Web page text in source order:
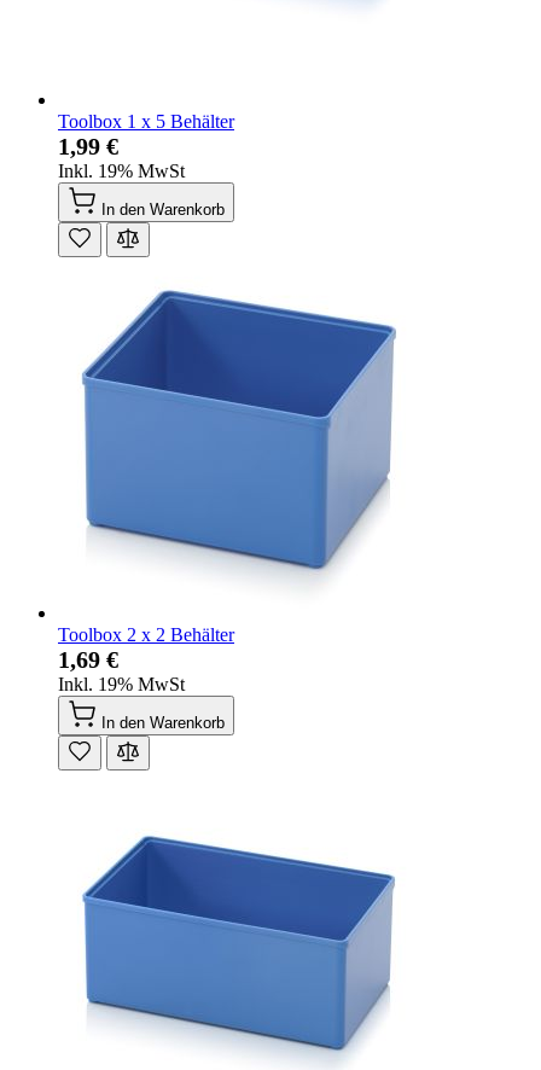
Toolbox 1 x 5 Behälter
1,99 €
Inkl. 19% MwSt
In den Warenkorb
Toolbox 2 x 2 Behälter
1,69 €
Inkl. 19% MwSt
In den Warenkorb